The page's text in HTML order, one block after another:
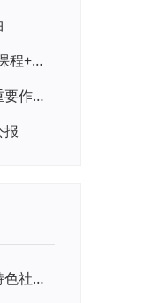
校企合作育人模式下的“专业课程+思政教育+党建活动”交叉融合的课程思政教学探索与实践
信息化技术在学校管理中的重要作用 ——以贵州省威宁民族中学和校园使用等为例
报
学习贯彻习近平新时代中国特色社会主义思想主题教育网络培训